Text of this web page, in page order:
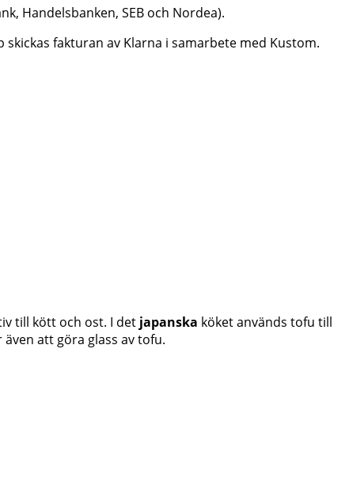
Handelsbanken, SEB och Nordea).
fakturan av Klarna i samarbete med Kustom.
till kött och ost. I det japanska köket används tofu till
att göra glass av tofu.